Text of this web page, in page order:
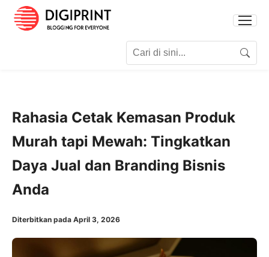
Search
Rahasia Cetak Kemasan Produk
Murah tapi Mewah: Tingkatkan
Daya Jual dan Branding Bisnis
Anda
Diterbitkan pada April 3, 2026